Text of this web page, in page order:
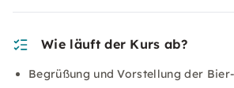
Wie läuft der Kurs ab?
Begrüßung und Vorstellung der